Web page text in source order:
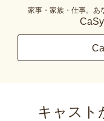
家事・家族・仕事。あ
キャスト